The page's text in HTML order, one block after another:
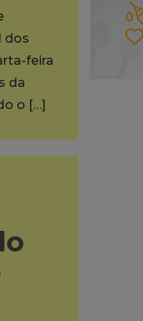
dos
feira
da
o […]